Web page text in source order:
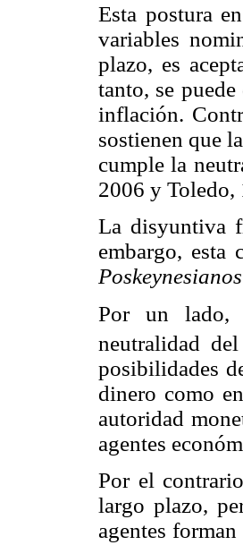
Esta postura
variables
plazo, es
tanto, se
inflación.
sostienen que
cumple la
2006 y Toledo,
La disyuntiva
embargo, esta
Poskeynesianos
Por un lado,
neutralidad
posibilidades
dinero como
autoridad
agentes
Por el
largo plazo,
agentes